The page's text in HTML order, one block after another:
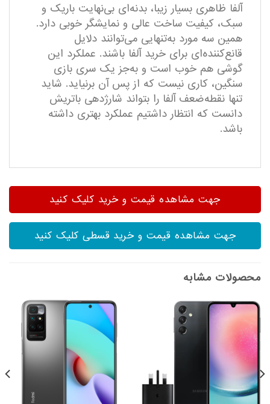
آلفا ظاهری بسیار زیبا، بدنه‌ای بی‌نهایت باریک و
سبک، کیفیت ساخت عالی و نمایشگر خوبی دارد.
همین سه مورد به‌تنهایی می‌توانند دلایل
قانع‌کننده‌ای برای خرید آلفا باشند. عملکرد این
گوشی هم خوب است و به‌جز یک سری بازی
سنگین، کاری نیست که از پس آن برنیاید. شاید
تنها نقطه‌ضعف آلفا را بتواند شارژدهی باتریش
دانست که انتظار داشتیم عملکرد بهتری داشته
باشد.
جهت مشاهده قیمت و خرید کلیک کنید
جهت مشاهده قیمت و خرید قسطی کلیک کنید
محصولات مشابه